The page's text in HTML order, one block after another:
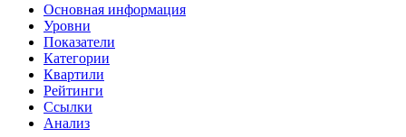
Основная информация
Уровни
Показатели
Категории
Квартили
Рейтинги
Ссылки
Анализ